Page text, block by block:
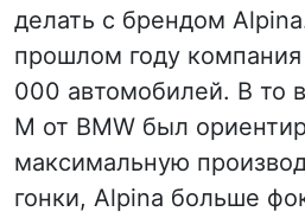
делать с брендом
прошлом году компания
000 автомобилей. В то
M от BMW был
максимальную
гонки, Alpina больше